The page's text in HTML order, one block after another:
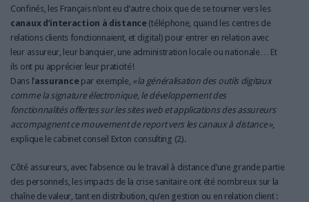
Confinés, les Français n’ont eu d’autre choix que de se tourner vers les
canaux d’interaction à distance(téléphone, quand les centres de
relations clients fonctionnaient, et digital) pour entrer en relation avec
leur assureur, leur banquier, une administration locale ou nationale… Et
ils ont pu apprécier leur praticité !
Dans l’assurancepar exemple, « la généralisation des outils digitaux
comme la signature électronique, le développement des
fonctionnalités offertes sur les sites web et applications des assureurs
accompagnent ce mouvement de report vers les canaux à distance »,
explique le cabinet conseil Exton consulting (2).
Côté assureurs, avec l’absence ou le travail à distance d’une grande partie
des personnels, les impacts de la crise sanitaire ont été nombreux sur la
chaîne de valeur, tant en distribution, qu’en gestion ou en relation client :